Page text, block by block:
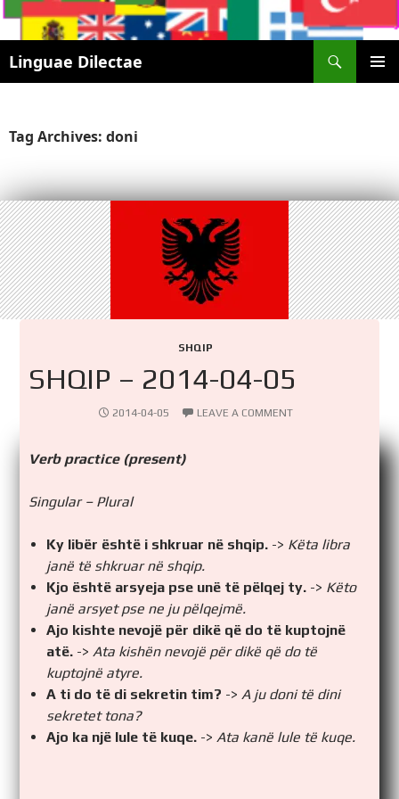
Linguae Dilectae
SKIP
Tag Archives: doni
SHQIP
SHQIP – 2014-04-05
2014-04-05 LEAVE A COMMENT
Verb practice (present)
Singular – Plural
Ky libër është i shkruar në shqip. -> Këta libra
janë të shkruar në shqip.
Kjo është arsyeja pse unë të pëlqej ty. -> Këto
janë arsyet pse ne ju pëlqejmë.
Ajo kishte nevojë për dikë që do të kuptojnë
atë. ->Ata kishën nevojë për dikë që do të
kuptojnë atyre.
A ti do të di sekretin tim? ->A ju doni të dini
sekretet tona?
Ajo ka një lule të kuqe. ->Ata kanë lule të kuqe.